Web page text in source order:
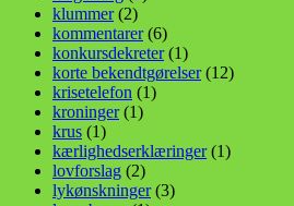
klummer(2)
kommentarer(6)
konkursdekreter(1)
korte bekendtgørelser(12)
krisetelefon (1)
kroninger(1)
krus (1)
kærlighedserklæringer(1)
lovforslag (2)
lykønskninger(3)